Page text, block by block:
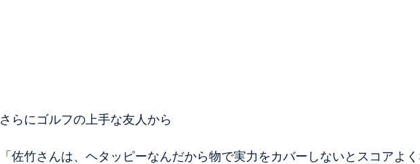
さらにゴルフの上手な友人から
「佐竹さんは、ヘタッピーなんだから物で実力をカバーしないとスコアよ